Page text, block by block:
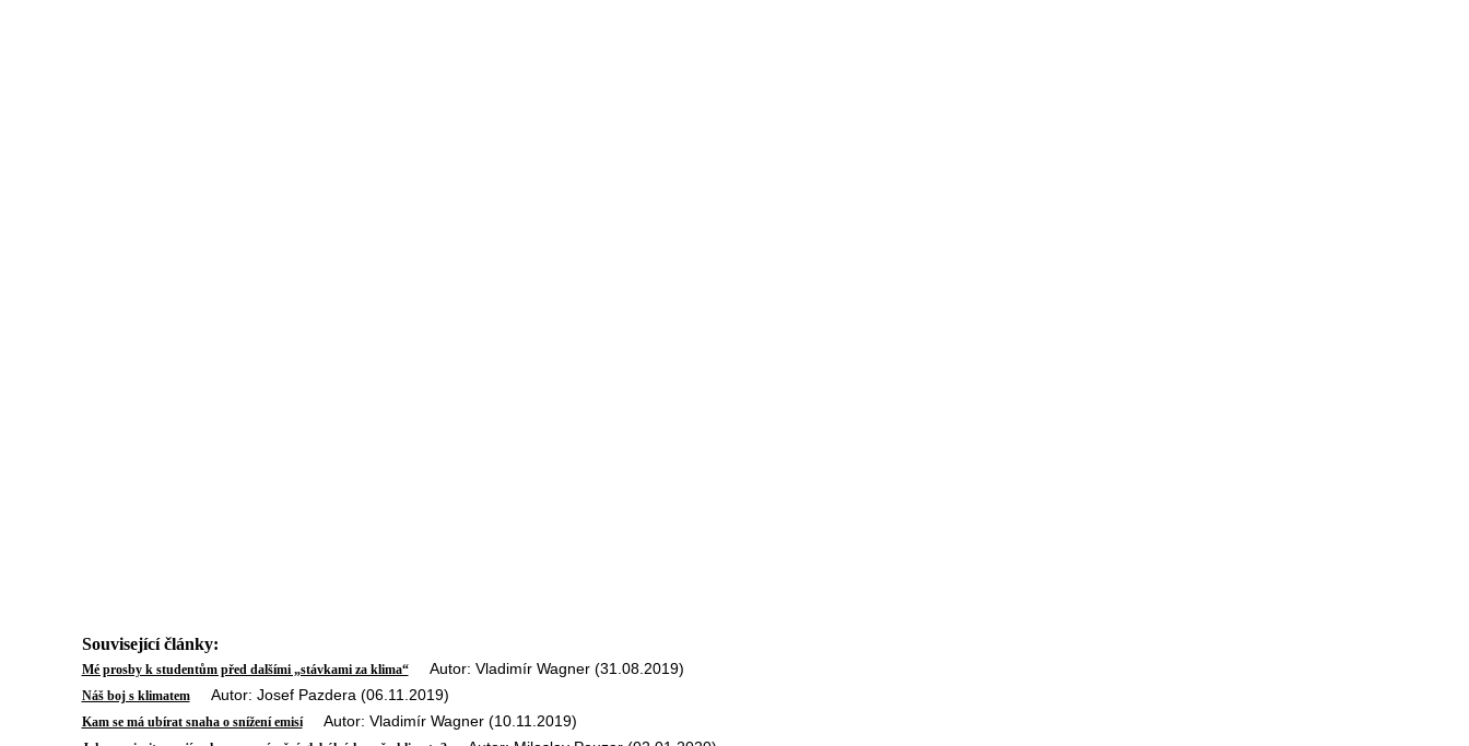
Související články:
Mé prosby k studentům před dalšími „stávkami za klima“Autor: Vladimír Wagner (31.08.2019)
Náš boj s klimatemAutor: Josef Pazdera (06.11.2019)
Kam se má ubírat snaha o snížení emisíAutor: Vladimír Wagner (10.11.2019)